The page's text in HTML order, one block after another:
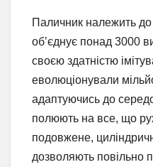
Паличник належить
об’єднує понад 3000
своєю здатністю
еволюціонували
адаптуючись до
полюють на все, що
подовжене,
дозволяють повільно